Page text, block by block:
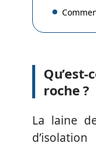
roche ?
La laine